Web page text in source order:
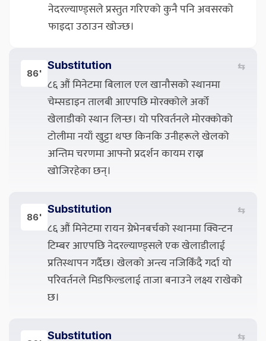
नेदरल्याण्ड्सले प्रस्तुत गरिएको कुनै पनि अवसरको
फाइदा उठाउन खोज्छ।
86'
Substitution ⇆
८६ औं मिनेटमा बिलाल एल खानौसको स्थानमा
चेम्सडाइन तालबी आएपछि मोरक्कोले अर्को
खेलाडीको स्थान लिन्छ। यो परिवर्तनले मोरक्कोको
टोलीमा नयाँ खुट्टा थप्छ किनकि उनीहरूले खेलको
अन्तिम चरणमा आफ्नो प्रदर्शन कायम राख्न
खोजिरहेका छन्।
86'
Substitution ⇆
८६ औं मिनेटमा रायन ग्रेभेनबर्चको स्थानमा क्विन्टन
टिम्बर आएपछि नेदरल्याण्ड्सले एक खेलाडीलाई
प्रतिस्थापन गर्दैछ। खेलको अन्त्य नजिकिँदै गर्दा यो
परिवर्तनले मिडफिल्डलाई ताजा बनाउने लक्ष्य राखेको
छ।
Substitution ⇆